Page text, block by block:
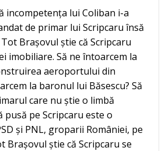
incompetența lui Coliban i-a
de primar lui Scripcaru însă
Brașovul știe că Scripcaru
imobiliare. Să ne întoarcem la
aeroportului din
la baronul lui Băsescu? Să
care nu știe o limbă
pusă pe Scripcaru este o
și PNL, groparii României, pe
Brașovul știe că Scripcaru se